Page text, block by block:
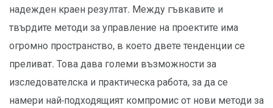
надежден краен резултат. Между гъвкавите и
твърдите методи за управление на проектите има
огромно пространство, в което двете тенденции се
преливат. Това дава големи възможности за
изследователска и практическа работа, за да се
намери най-подходящият компромис от нови методи за